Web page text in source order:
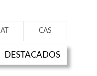
CAS
DESTACADOS